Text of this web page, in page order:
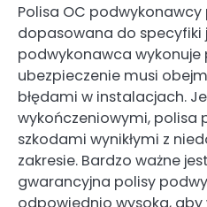
Polisa OC
dopasowana do specyfiki
podwykonawca
ubezpieczenie musi
błędami w instalacjach.
wykończeniowymi, polisa
szkodami wynikłymi z
zakresie. Bardzo ważne
gwarancyjna polisy